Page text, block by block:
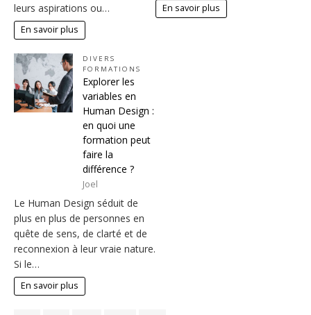
leurs aspirations ou…
En savoir plus
En savoir plus
DIVERS
FORMATIONS
Explorer les
variables en
Human Design :
en quoi une
formation peut
faire la
différence ?
Joel
Le Human Design séduit de
plus en plus de personnes en
quête de sens, de clarté et de
reconnexion à leur vraie nature.
Si le…
En savoir plus